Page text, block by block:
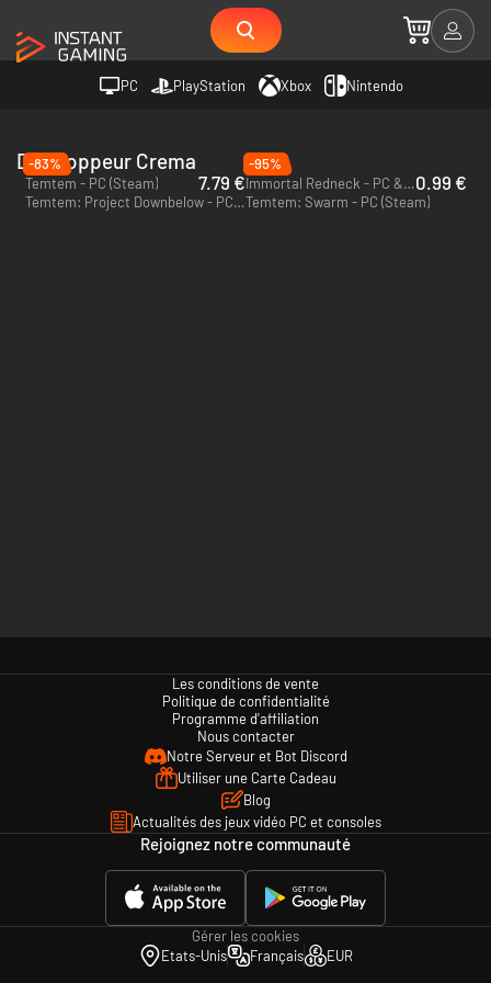
PC PlayStation Xbox Nintendo
Développeur Crema
-83%
Temtem - PC (Steam)
7.79 €
-95%
Immortal Redneck - PC & Mac (Steam)0.99 €
Temtem: Project Downbelow - PC (Steam)Temtem: Swarm - PC (Steam)
Les conditions de vente
Politique de confidentialité
Programme d'affiliation
Nous contacter
Notre Serveur et Bot Discord
Utiliser une Carte Cadeau
Blog
Actualités des jeux vidéo PC et consoles
Rejoignez notre communauté
Gérer les cookies
Etats-Unis
Français EUR